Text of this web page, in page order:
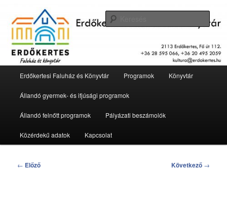
elsődleges
tartalomraErdőkertesi Faluház és Könyvtár
Erdőkertesi Faluház és Könyvtár Programok Könyvtár
Állandó gyermek- és ifjúsági programok
Állandó felnőtt programok Pályázati beszámolók
Közérdekű adatok Kapcsolat
Bejegyzés
← Előző Következő →